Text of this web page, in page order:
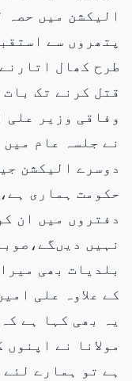
الیکشن میں حصہ
پتھروں سے
طرح کھال
قتل کرنے تک بات
وفاقی وزیر علی
نے جلسہ عام میں
دوسرے الیکشن
حکومت ہماری
دفتروں میں ان
نہیں
بلدیات بھی
کے علاوہ علی
یہ بھی کہا ہے
مولانا نے اپنوں
ہے تو ہمارے لئے